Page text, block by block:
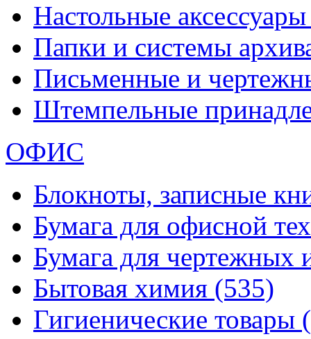
Настольные
Папки и системы
Письменные и
Штемпельные
ОФИС
Блокноты, записные
Бумага для офисной
Бумага для чертежных
Бытовая химия (535)
Гигиенические товары